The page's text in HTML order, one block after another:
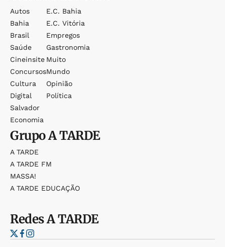
Autos
Bahia
Brasil
Saúde
Cineinsite
Concursos
Cultura
Digital
Salvador
Economia
E.c. Bahia
E.c. Vitória
Empregos
Gastronomia
Muito
Mundo
Opinião
Política
GrupoA TARDE
A TARDE
A TARDE FM
MASSA!
A TARDE EDUCAÇÃO
RedesA TARDE